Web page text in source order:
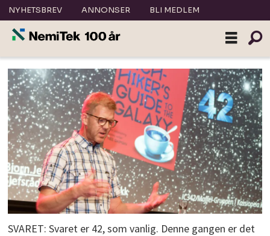
NYHETSBREV ANNONSER BLI MEDLEM
SVARET: Svaret er 42, som vanlig. Denne gangen er det